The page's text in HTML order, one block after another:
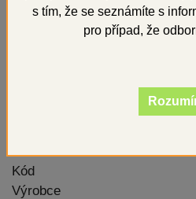
Kód
Výrobce
s tím, že se seznámíte s
pro případ, že